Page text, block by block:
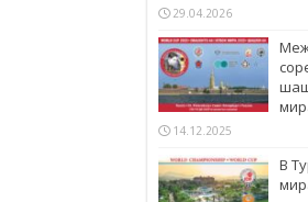
29.04.2026
14.12.2025
В